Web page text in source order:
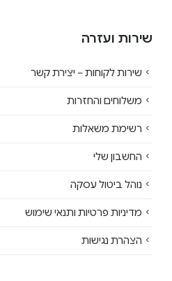
שירות ועזרה
שירות לקוחות – יצירת קשר
משלוחים והחזרות
רשימת משאלות
החשבון שלי
נוהל ביטול עסקה
מדיניות פרטיות ותנאי שימוש
הצהרת נגישות